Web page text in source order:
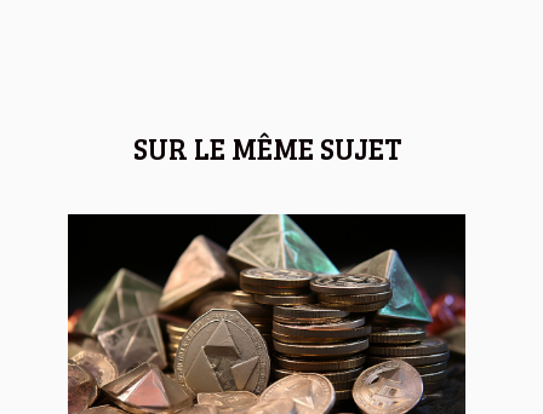
SUR LE MÊME SUJET